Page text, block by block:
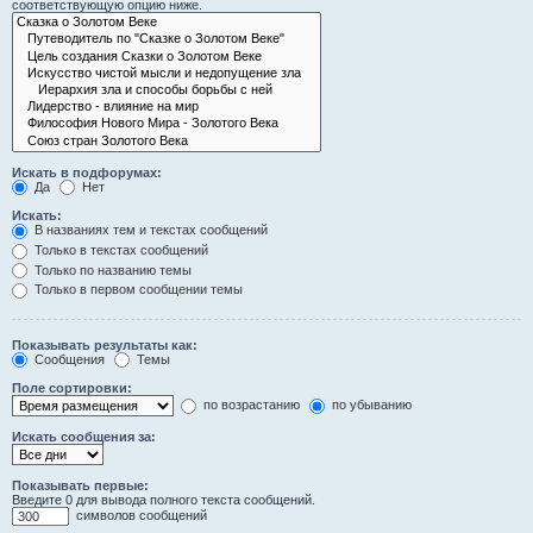
соответствующую опцию ниже.
Искать в подфорумах:
Да
Нет
Искать:
В названиях тем и текстах сообщений
Только в текстах сообщений
Только по названию темы
Только в первом сообщении темы
Показывать результаты как:
Сообщения
Темы
Поле сортировки:
по возрастанию
по убыванию
Искать сообщения за:
Показывать первые:
Введите 0 для вывода полного текста сообщений.
символов сообщений